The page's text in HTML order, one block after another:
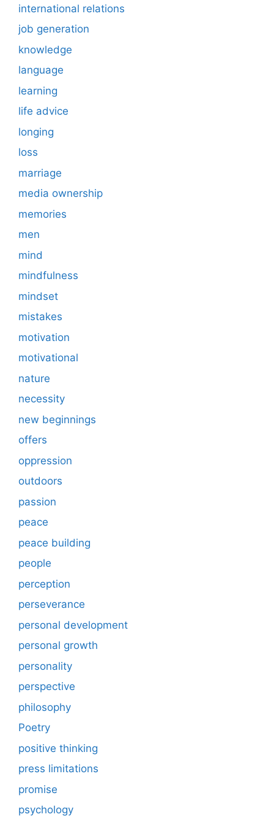
international relations
job generation
knowledge
language
learning
life advice
longing
loss
marriage
media ownership
memories
men
mind
mindfulness
mindset
mistakes
motivation
motivational
nature
necessity
new beginnings
offers
oppression
outdoors
passion
peace
peace building
people
perception
perseverance
personal development
personal growth
personality
perspective
philosophy
Poetry
positive thinking
press limitations
promise
psychology